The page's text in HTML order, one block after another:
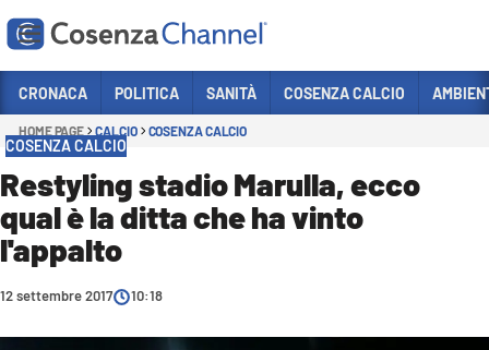
Sezioni
CRONACA
POLITICA
COSENZA CALCIO
ECONOMIA E LAVORO
CRONACA POLITICA SANITÀ COSENZA CALCIO
HOME PAGE CALCIO COSENZA CALCIO
COSENZA CALCIO
Restyling stadio Marulla, ecco
qual è la ditta che ha vinto
l'appalto
12 settembre 2017 10:18